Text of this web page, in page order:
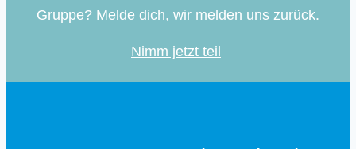
Gruppe? Melde dich, wir melden uns zurück.
Nimm jetzt teil